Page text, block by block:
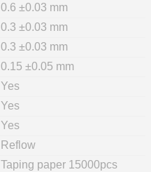
0.6 ±0.03 mm
0.3 ±0.03 mm
0.3 ±0.03 mm
0.15 ±0.05 mm
Yes
Yes
Yes
Reflow
Taping paper 15000pcs